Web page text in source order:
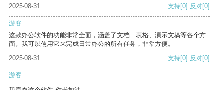
2025-08-31
支持[0] 反对[0]
游客
这款办公软件的功能非常全面，涵盖了文档、表格、演示文稿等各个方
面。我可以使用它来完成日常办公的所有任务，非常方便。
2025-08-31
支持[0] 反对[0]
游客